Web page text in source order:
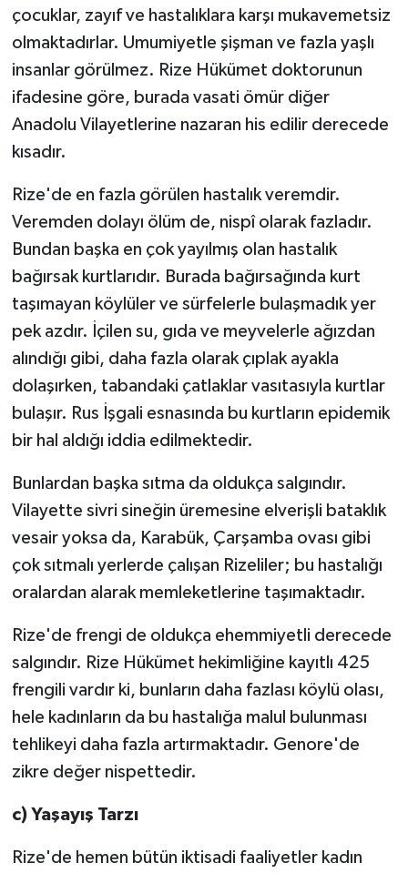
çocuklar, zayıf ve hastalıklara karşı mukavemetsiz
olmaktadırlar. Umumiyetle şişman ve fazla yaşlı
insanlar görülmez. Rize Hükümet doktorunun
ifadesine göre, burada vasati ömür diğer
Anadolu Vilayetlerine nazaran his edilir derecede
kısadır.
Rize'de en fazla görülen hastalık veremdir.
Veremden dolayı ölüm de, nispî olarak fazladır.
Bundan başka en çok yayılmış olan hastalık
bağırsak kurtlarıdır. Burada bağırsağında kurt
taşımayan köylüler ve sürfelerle bulaşmadık yer
pek azdır. İçilen su, gıda ve meyvelerle ağızdan
alındığı gibi, daha fazla olarak çıplak ayakla
dolaşırken, tabandaki çatlaklar vasıtasıyla kurtlar
bulaşır. Rus İşgali esnasında bu kurtların epidemik
bir hal aldığı iddia edilmektedir.
Bunlardan başka sıtma da oldukça salgındır.
Vilayette sivri sineğin üremesine elverişli bataklık
vesair yoksa da, Karabük, Çarşamba ovası gibi
çok sıtmalı yerlerde çalışan Rizeliler; bu hastalığı
oralardan alarak memleketlerine taşımaktadır.
Rize'de frengi de oldukça ehemmiyetli derecede
salgındır. Rize Hükümet hekimliğine kayıtlı 425
frengili vardır ki, bunların daha fazlası köylü olası,
hele kadınların da bu hastalığa malul bulunması
tehlikeyi daha fazla artırmaktadır. Genore'de
zikre değer nispettedir.
c) Yaşayış Tarzı
Rize'de hemen bütün iktisadi faaliyetler kadın